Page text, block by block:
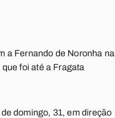
a Fernando de Noronha na
foi até a Fragata
domingo, 31, em direção